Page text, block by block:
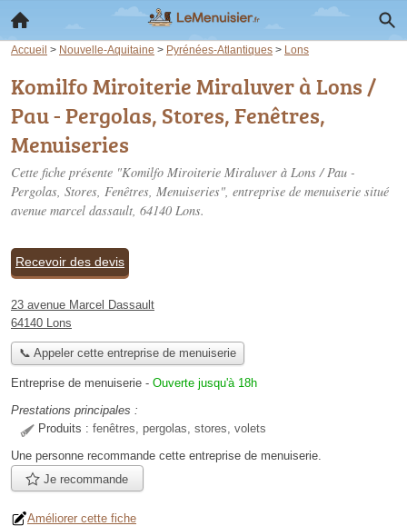
Accueil > Nouvelle-Aquitaine > Pyrénées-Atlantiques > Lons
Komilfo Miroiterie Miraluver à Lons /
Pau - Pergolas, Stores, Fenêtres,
Menuiseries
Cette fiche présente "Komilfo Miroiterie Miraluver à Lons / Pau -
Pergolas, Stores, Fenêtres, Menuiseries", entreprise de menuiserie situé
avenue marcel dassault, 64140 Lons.
Recevoir des devis
23 avenue Marcel Dassault
64140 Lons
📞 Appeler cette entreprise de menuiserie
Entreprise de menuiserie - Ouverte jusqu'à 18h
Prestations principales :
Produits : fenêtres, pergolas, stores, volets
Une personne recommande cette entreprise de menuiserie.
Je recommande
Améliorer cette fiche